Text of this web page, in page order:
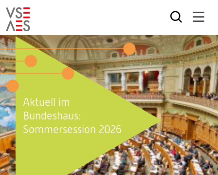
Direkt
zum
Inhalt
Aktuell im
Bundeshaus:
Sommersession 2026